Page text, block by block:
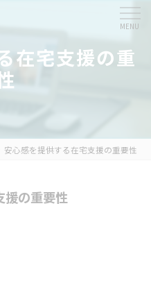
在宅支援の重
安心感を提供する在宅支援の重要性
援の重要性